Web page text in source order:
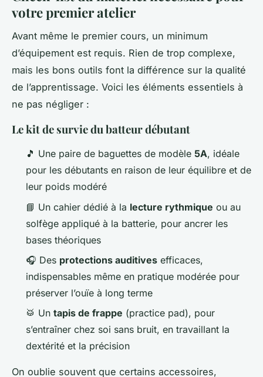
votre premier atelier
Avant même le premier cours, un minimum
d’équipement est requis. Rien de trop complexe,
mais les bons outils font la différence sur la qualité
de l’apprentissage. Voici les éléments essentiels à
ne pas négliger :
Le kit de survie du batteur débutant
🎵 Une paire de baguettes de modèle 5A, idéale
pour les débutants en raison de leur équilibre et de
leur poids modéré
📘 Un cahier dédié à la lecture rythmique ou au
solfège appliqué à la batterie, pour ancrer les
bases théoriques
🎧 Des protections auditives efficaces,
indispensables même en pratique modérée pour
préserver l’ouïe à long terme
🥁 Un tapis de frappe (practice pad), pour
s’entraîner chez soi sans bruit, en travaillant la
dextérité et la précision
On oublie souvent que certains accessoires,